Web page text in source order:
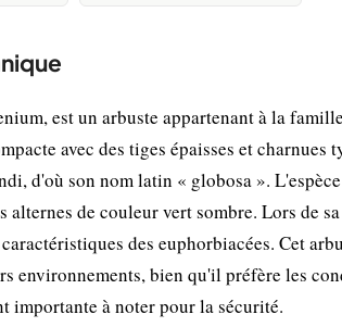
est un arbuste appartenant à la
avec des tiges épaisses et charnues
d'où son nom latin « globosa ».
de couleur vert sombre. Lors de
des euphorbiacées. Cet
environnements, bien qu'il préfère les
importante à noter pour la sécurité.